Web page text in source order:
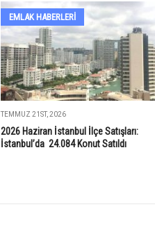
EMLAK HABERLERI
TEMMUZ 21ST, 2026
2026 Haziran İstanbul İlçe Satışları:
İstanbul’da 24.084 Konut Satıldı